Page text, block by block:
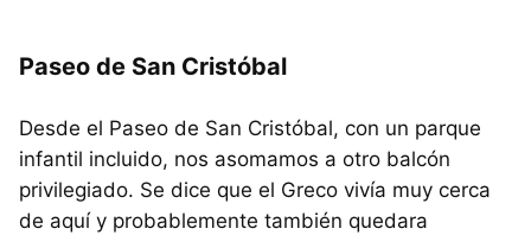
Paseo de San Cristóbal
Desde el Paseo de San Cristóbal, con un parque
infantil incluido, nos asomamos a otro balcón
privilegiado. Se dice que el Greco vivía muy cerca
de aquí y probablemente también quedara